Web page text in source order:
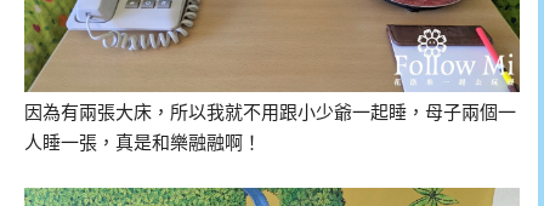
因為有兩張大床，所以我就不用跟小少爺一起睡，母子兩個一
人睡一張，真是和樂融融啊！